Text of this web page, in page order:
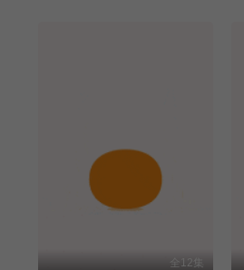
全12集